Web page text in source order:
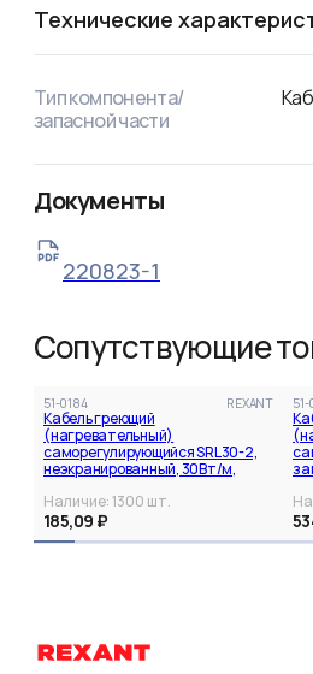
Технические
Тип компонента/
запасной части
Документы
220823-1
Сопутствующие
51-0184 REXANT
Кабель греющий
(нагревательный)
саморегулирующийся SRL30-2,
неэкранированный, 30Вт/м,
Наличие:1300 шт.
185,09 ₽
51-